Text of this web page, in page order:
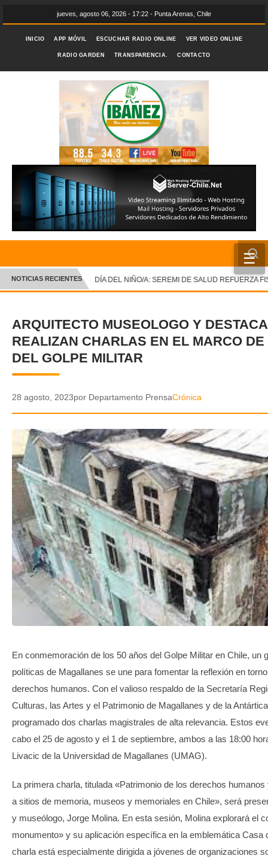
jueves, agosto 06, 2026 - 17:22 - Punta Arenas, Chile
INICIO APP MÓVIL ESCUCHAR RADIO ONLINE VER VIDEO ONLINE
RADIO GARDEN TRANSPARENCIA. CONTACTO
☰
INICIO
CRÓNICA
DEPORTES
ENTRETENIMIENTO Y CULTURA
AUDIOS
VIDEOS
GALERIA DE FOTOS
APP MÓVIL
TRANSPARENCIA
✕
NOTICIAS RECIENTES DÍA DEL NIÑO/A: SEREMI DE SALUD REFUERZA
ARQUITECTO MUSEOLOGO Y
REALIZAN CHARLAS EN EL MARCO DE
DEL GOLPE MILITAR
28 agosto, 2023por Departamento PrensaCrónica
En conmemoración de los 50 años del Golpe Militar en Chile, un
políticas de Magallanes se une para fomentar la reflexión en
derechos humanos. Con el valioso respaldo de la Secretaría
Culturas, las Artes y el Patrimonio de Magallanes y de la
programado dos charlas magistrales de alta relevancia. Estos
cabo el 25 de agosto y el 1 de septiembre, ambos a las 18:00
Livacic de la Universidad de Magallanes (UMAG).
La primera charla, titulada «Patrimonio de los derechos
a sitios de memoria, museos y memoriales en Chile», será
y museólogo, Jorge Molina. En esta sesión, Molina explorará el
monumento» y su aplicación específica en la emblemática Casa
charla está especialmente dirigida a jóvenes de organizaciones